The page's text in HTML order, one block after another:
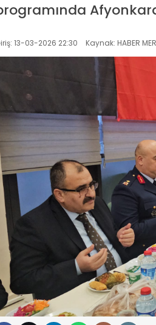
13-03-2026 22:30 Kaynak: HABER